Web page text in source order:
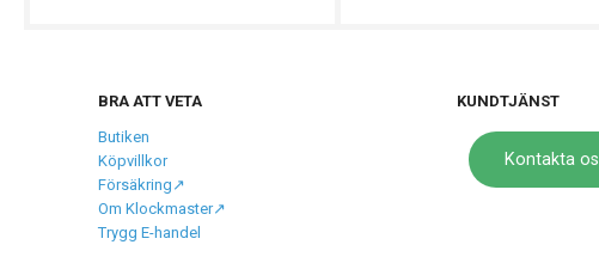
BRA ATT VETA
Butiken
Köpvillkor
Försäkring↗️
Om Klockmaster↗️
Trygg E-handel
KUNDTJÄNST
Kontakta